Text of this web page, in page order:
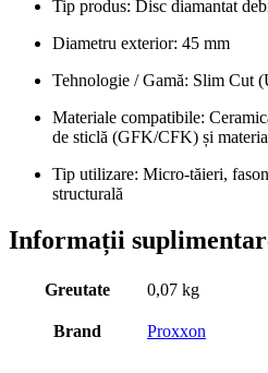
Tip produs: Disc diamantat
Diametru exterior: 45 mm
Tehnologie / Gamă: Slim Cut
Materiale compatibile:
de sticlă (GFK/CFK) și
Tip utilizare: Micro-tăieri,
structurală
Informații
Greutate 0,07 kg
Brand Proxxon